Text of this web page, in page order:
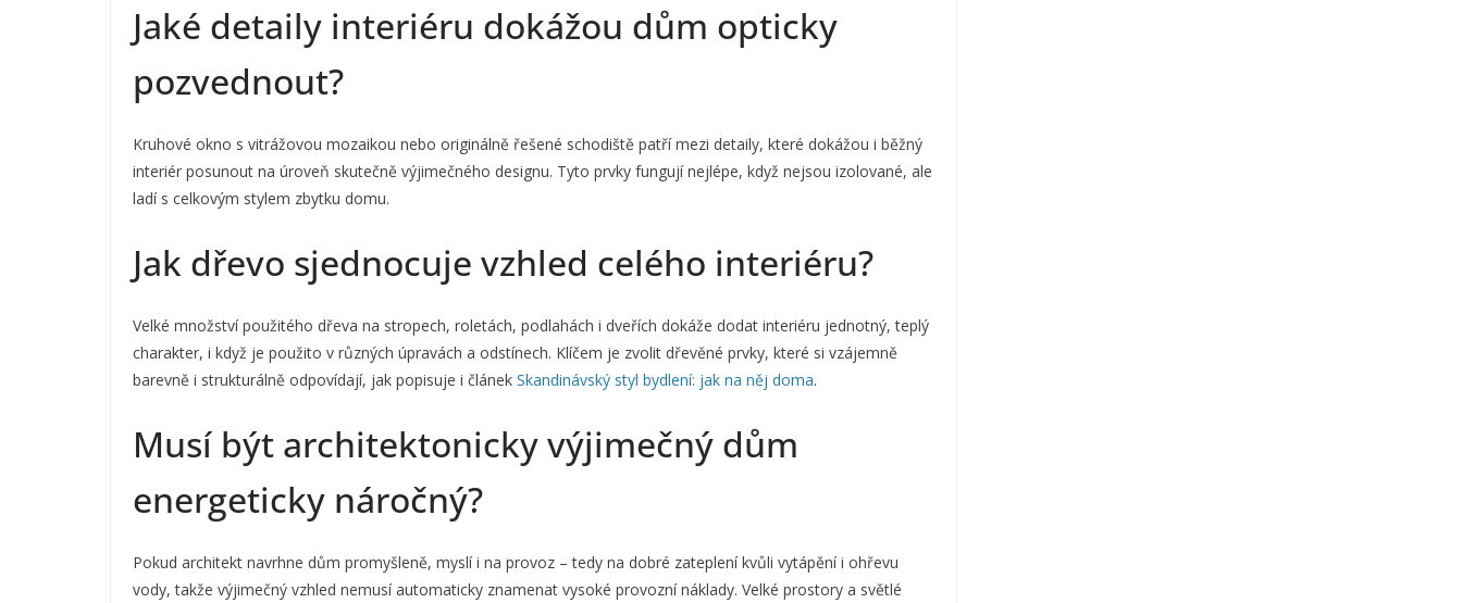
Jaké detaily interiéru dokážou dům opticky
pozvednout?
Kruhové okno s vitrážovou mozaikou nebo originálně řešené schodiště patří mezi detaily, které dokážou i běžný
interiér posunout na úroveň skutečně výjimečného designu. Tyto prvky fungují nejlépe, když nejsou izolované, ale
ladí s celkovým stylem zbytku domu.
Jak dřevo sjednocuje vzhled celého interiéru?
Velké množství použitého dřeva na stropech, roletách, podlahách i dveřích dokáže dodat interiéru jednotný, teplý
charakter, i když je použito v různých úpravách a odstínech. Klíčem je zvolit dřevěné prvky, které si vzájemně
barevně i strukturálně odpovídají, jak popisuje i článek Skandinávský styl bydlení: jak na něj doma.
Musí být architektonicky výjimečný dům
energeticky náročný?
Pokud architekt navrhne dům promyšleně, myslí i na provoz – tedy na dobré zateplení kvůli vytápění i ohřevu
vody, takže výjimečný vzhled nemusí automaticky znamenat vysoké provozní náklady. Velké prostory a světlé